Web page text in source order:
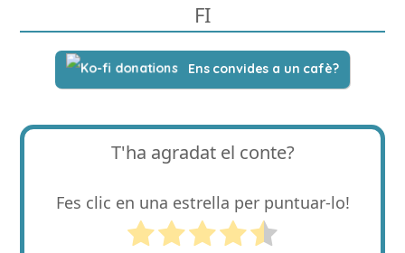
FI
Ens convides a un cafè?
T'ha agradat el conte?
Fes clic en una estrella per puntuar-lo!